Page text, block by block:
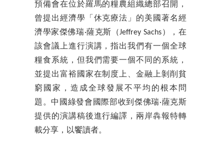
預備會在位於羅馬的糧農組織總部召開，
曾提出經濟學「休克療法」的美國著名經
濟學家傑佛瑞·薩克斯（Jeffrey Sachs），在
該會議上進行演講，指出我們有一個全球
糧食系統，但我們需要一個不同的系統，
並提出富裕國家在制度上、金融上剝削貧
窮國家，造成全球發展不平均的根本問
題。中國綠發會國際部收到傑佛瑞·薩克斯
提供的演講稿後進行編譯，兩岸犇報特轉
載分享，以饗讀者。